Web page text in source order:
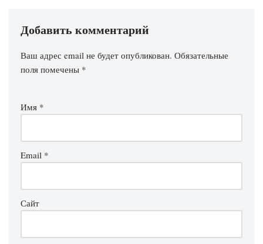
Добавить комментарий
Ваш адрес email не будет опубликован. Обязательные
поля помечены *
Имя *
Email *
Сайт